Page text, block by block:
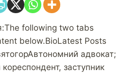
following two tabs
below.BioLatest Posts
адвокат;
кореспондент, заступник